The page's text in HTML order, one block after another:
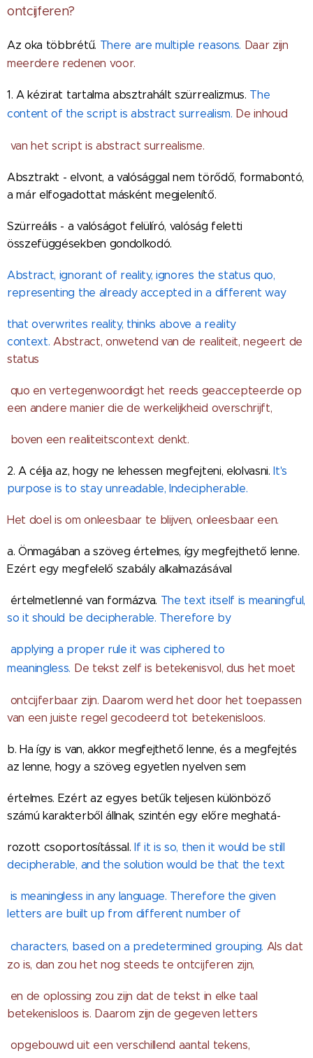
ontcijferen?
Az oka többrétű. There are multiple reasons. Daar zijn
meerdere redenen voor.
1. A kézirat tartalma absztrahált szürrealizmus. The
content of the script is abstract surrealism. De inhoud
van het script is abstract surrealisme.
Absztrakt - elvont, a valósággal nem törődő, formabontó,
a már elfogadottat másként megjelenítő.
Szürreális - a valóságot felülíró, valóság feletti
összefüggésekben gondolkodó.
Abstract, ignorant of reality, ignores the status quo,
representing the already accepted in a different way
that overwrites reality, thinks above a reality
context. Abstract, onwetend van de realiteit, negeert de
status
quo en vertegenwoordigt het reeds geaccepteerde op
een andere manier die de werkelijkheid overschrijft,
boven een realiteitscontext denkt.
2. A célja az, hogy ne lehessen megfejteni, elolvasni.It's
purpose is to stay unreadable, Indecipherable.
Het doel is om onleesbaar te blijven, onleesbaar een.
a. Önmagában a szöveg értelmes, így megfejthető lenne.
Ezért egy megfelelő szabály alkalmazásával
értelmetlenné van formázva. The text itself is meaningful,
so it should be decipherable. Therefore by
applying a proper rule it was ciphered to
meaningless. De tekst zelf is betekenisvol, dus het moet
ontcijferbaar zijn. Daarom werd het door het toepassen
van een juiste regel gecodeerd tot betekenisloos.
b. Ha így is van, akkor megfejthető lenne, és a megfejtés
az lenne, hogy a szöveg egyetlen nyelven sem
értelmes. Ezért az egyes betűk teljesen különböző
számú karakterből állnak, szintén egy előre meghatá-
rozott csoportosítással. If it is so, then it would be still
decipherable, and the solution would be that the text
is meaningless in any language. Therefore the given
letters are built up from different number of
characters, based on a predetermined grouping. Als dat
zo is, dan zou het nog steeds te ontcijferen zijn,
en de oplossing zou zijn dat de tekst in elke taal
betekenisloos is. Daarom zijn de gegeven letters
opgebouwd uit een verschillend aantal tekens,